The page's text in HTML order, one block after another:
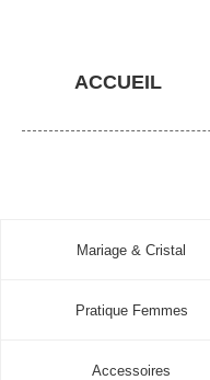
ACCUEIL
Mariage & Cristal
Pratique Femmes
Accessoires